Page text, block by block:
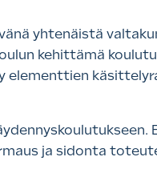
yhtenäistä
kehittämä
elementtien
ja sidonta